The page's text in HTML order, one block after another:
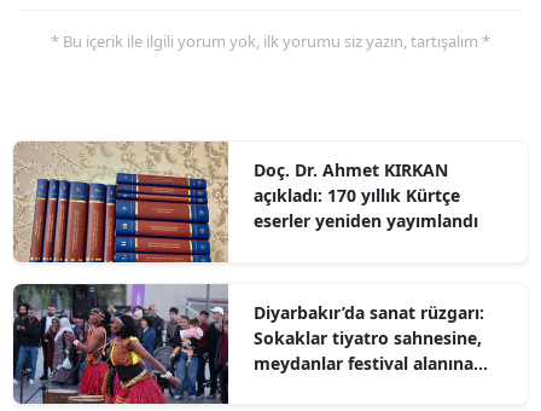
* Bu içerik ile ilgili yorum yok, ilk yorumu siz yazın, tartışalım *
Doç. Dr. Ahmet KIRKAN
açıkladı: 170 yıllık Kürtçe
eserler yeniden yayımlandı
Diyarbakır’da sanat rüzgarı:
Sokaklar tiyatro sahnesine,
meydanlar festival alanına